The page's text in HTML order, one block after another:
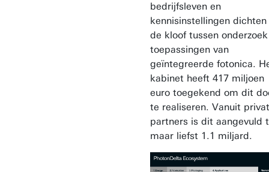
bedrijfsleven en
kennisinstellingen
de kloof tussen
toepassingen van
geïntegreerde fotonica.
kabinet heeft 417 miljoen
euro toegekend om dit
te realiseren. Vanuit
partners is dit aangevuld
maar liefst 1.1 miljard.